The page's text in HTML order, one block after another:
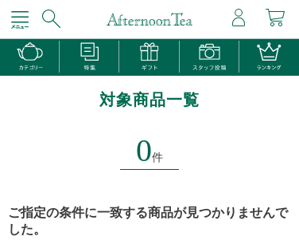
対象商品一覧
0件
ご指定の条件に一致する商品が見つかりませんで
した。